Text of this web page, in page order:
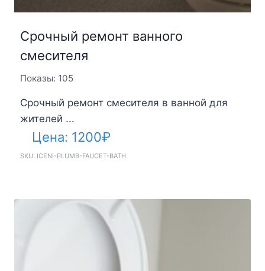
Срочный ремонт ванного
смесителя
Показы: 105
Срочный ремонт смесителя в ванной для
жителей ...
Цена: 1200₽
SKU: ICENI-PLUMB-FAUCET-BATH